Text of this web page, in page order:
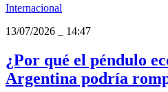
Internacional
13/07/2026
14:47
¿Por qué el péndulo
Argentina podría